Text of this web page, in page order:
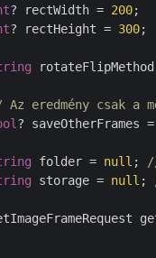
? rectWidth = 200
? rectHeight = 300;
Az eredmény csak a
? saveOtherFrames =
folder = null ;
storage = null ;